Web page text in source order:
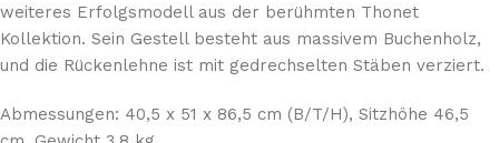
weiteres Erfolgsmodell aus der berühmten Thonet
Kollektion. Sein Gestell besteht aus massivem Buchenholz,
und die Rückenlehne ist mit gedrechselten Stäben verziert.
Abmessungen: 40,5 x 51 x 86,5 cm (B/T/H), Sitzhöhe 46,5